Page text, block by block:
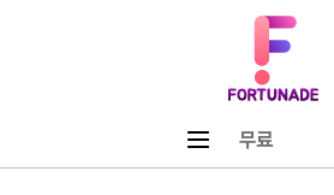
무료